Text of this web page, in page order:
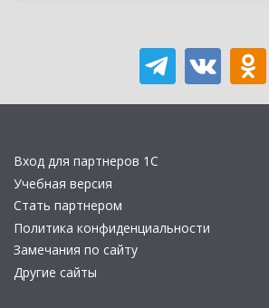
Вход для партнеров 1С
Учебная версия
Стать партнером
Политика конфиденциальности
Замечания по сайту
Другие сайты